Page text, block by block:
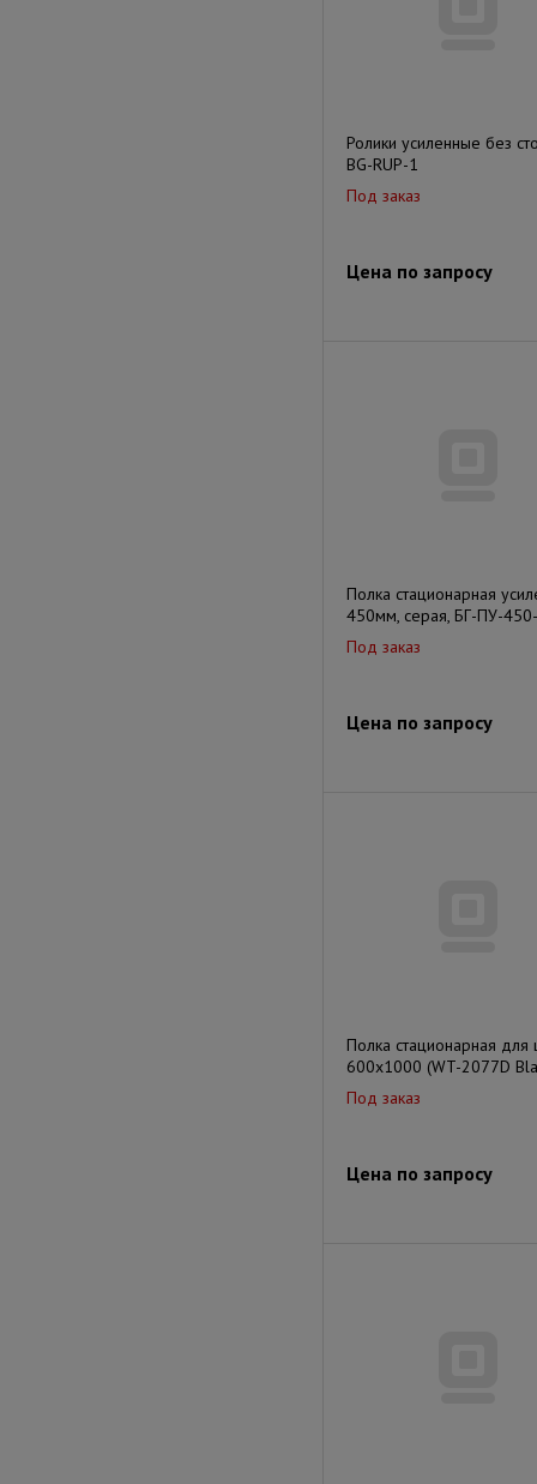
Ролики усиленные без
BG-RUP-1
Под заказ
Цена по запросу
Полка стационарная
450мм, серая, БГ-ПУ-
Под заказ
Цена по запросу
Полка стационарная
600х1000 (WT-2077D
Под заказ
Цена по запросу